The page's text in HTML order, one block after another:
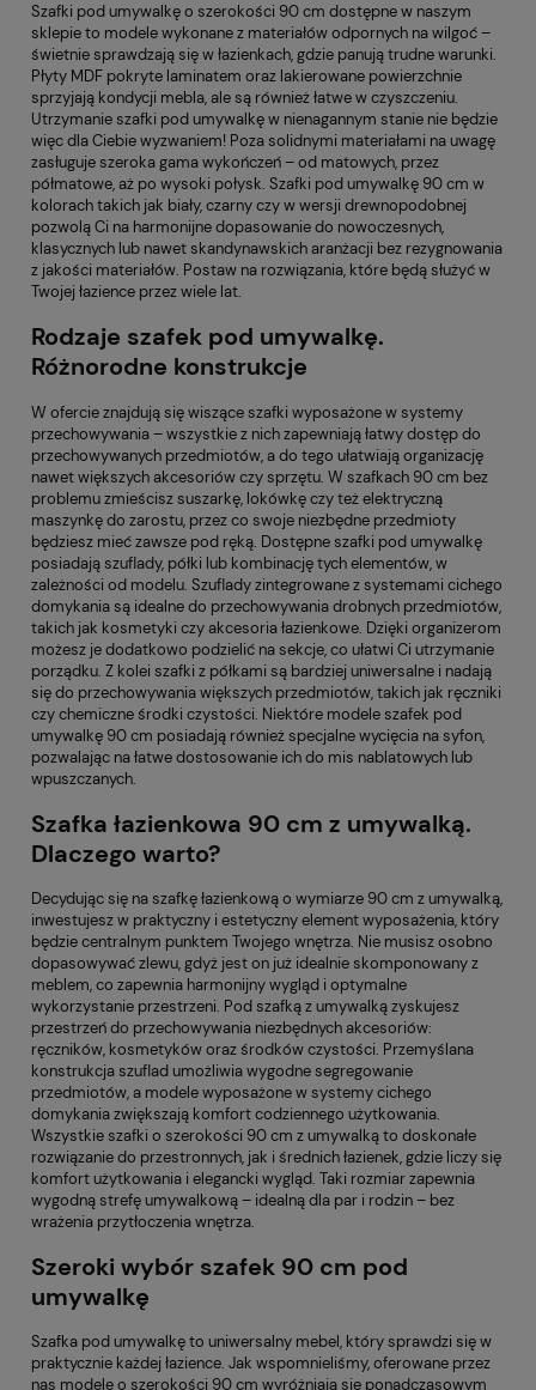
Szafki pod umywalkę o szerokości 90 cm dostępne w naszym
sklepie to modele wykonane z materiałów odpornych na wilgoć –
świetnie sprawdzają się w łazienkach, gdzie panują trudne warunki.
Płyty MDF pokryte laminatem oraz lakierowane powierzchnie
sprzyjają kondycji mebla, ale są również łatwe w czyszczeniu.
Utrzymanie szafki pod umywalkę w nienagannym stanie nie będzie
więc dla Ciebie wyzwaniem! Poza solidnymi materiałami na uwagę
zasługuje szeroka gama wykończeń – od matowych, przez
półmatowe, aż po wysoki połysk. Szafki pod umywalkę 90 cm w
kolorach takich jak biały, czarny czy w wersji drewnopodobnej
pozwolą Ci na harmonijne dopasowanie do nowoczesnych,
klasycznych lub nawet skandynawskich aranżacji bez rezygnowania
z jakości materiałów. Postaw na rozwiązania, które będą służyć w
Twojej łazience przez wiele lat.
Rodzaje szafek pod umywalkę.
Różnorodne konstrukcje
W ofercie znajdują się wiszące szafki wyposażone w systemy
przechowywania – wszystkie z nich zapewniają łatwy dostęp do
przechowywanych przedmiotów, a do tego ułatwiają organizację
nawet większych akcesoriów czy sprzętu. W szafkach 90 cm bez
problemu zmieścisz suszarkę, lokówkę czy też elektryczną
maszynkę do zarostu, przez co swoje niezbędne przedmioty
będziesz mieć zawsze pod ręką. Dostępne szafki pod umywalkę
posiadają szuflady, półki lub kombinację tych elementów, w
zależności od modelu. Szuflady zintegrowane z systemami cichego
domykania są idealne do przechowywania drobnych przedmiotów,
takich jak kosmetyki czy akcesoria łazienkowe. Dzięki organizerom
możesz je dodatkowo podzielić na sekcje, co ułatwi Ci utrzymanie
porządku. Z kolei szafki z półkami są bardziej uniwersalne i nadają
się do przechowywania większych przedmiotów, takich jak ręczniki
czy chemiczne środki czystości. Niektóre modele szafek pod
umywalkę 90 cm posiadają również specjalne wycięcia na syfon,
pozwalając na łatwe dostosowanie ich do mis nablatowych lub
wpuszczanych.
Szafka łazienkowa 90 cm z umywalką.
Dlaczego warto?
Decydując się na szafkę łazienkową o wymiarze 90 cm z umywalką,
inwestujesz w praktyczny i estetyczny element wyposażenia, który
będzie centralnym punktem Twojego wnętrza. Nie musisz osobno
dopasowywać zlewu, gdyż jest on już idealnie skomponowany z
meblem, co zapewnia harmonijny wygląd i optymalne
wykorzystanie przestrzeni. Pod szafką z umywalką zyskujesz
przestrzeń do przechowywania niezbędnych akcesoriów:
ręczników, kosmetyków oraz środków czystości. Przemyślana
konstrukcja szuflad umożliwia wygodne segregowanie
przedmiotów, a modele wyposażone w systemy cichego
domykania zwiększają komfort codziennego użytkowania.
Wszystkie szafki o szerokości 90 cm z umywalką to doskonałe
rozwiązanie do przestronnych, jak i średnich łazienek, gdzie liczy się
komfort użytkowania i elegancki wygląd. Taki rozmiar zapewnia
wygodną strefę umywalkową – idealną dla par i rodzin – bez
wrażenia przytłoczenia wnętrza.
Szeroki wybór szafek 90 cm pod
umywalkę
Szafka pod umywalkę to uniwersalny mebel, który sprawdzi się w
praktycznie każdej łazience. Jak wspomnieliśmy, oferowane przez
nas modele o szerokości 90 cm wyróżniają się ponadczasowym